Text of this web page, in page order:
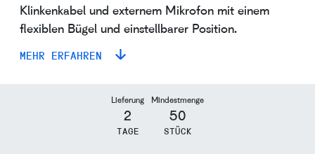
Klinkenkabel und externem Mikrofon mit einem
flexiblen Bügel und einstellbarer Position.
MEHR ERFAHREN
Lieferung
2
TAGE
Mindestmenge
50
STÜCK